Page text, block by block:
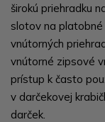
širokú priehradku
slotov na
vnútorných
vnútorné zipsové
prístup k často
v darčekovej
darček.